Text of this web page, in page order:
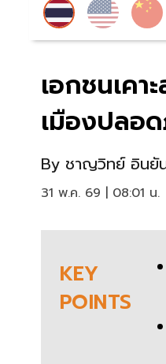
เอกชนเค
เมืองปลอ
By ชาญวิทย์ อินยั
31 พ.ค. 69 | 08:01 น.
KEY
POINTS